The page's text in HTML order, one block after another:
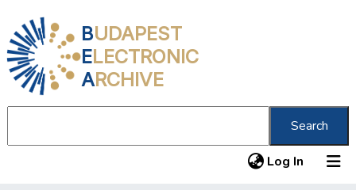
BUDAPEST
ELECTRONIC
ARCHIVE
Search
Log In (current)